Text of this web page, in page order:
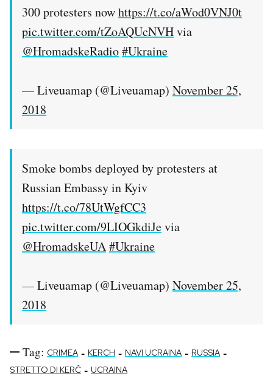
300 protesters nowhttps://t.co/aWod0VNJ0t
pic.twitter.com/tZoAQUcNVHvia
@HromadskeRadio#Ukraine
— Liveuamap (@Liveuamap) November 25,
2018
Smoke bombs deployed by protesters at
Russian Embassy in Kyiv
https://t.co/78UtWgfCC3
pic.twitter.com/9LIOGkdiJevia
@HromadskeUA#Ukraine
— Liveuamap (@Liveuamap) November 25,
2018
Tag: CRIMEA - KERCH - NAVI UCRAINA - RUSSIA -
STRETTO DI KERČ - UCRAINA